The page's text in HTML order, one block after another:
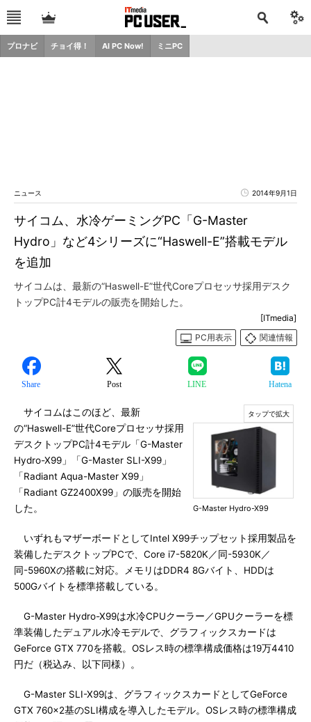
プロナビ チョイ得！ AI PC Now! ミニPC
ニュース 2014年9月1日
サイコム、水冷ゲーミングPC「G-Master
Hydro」など4シリーズに“Haswell-E”搭載モデル
を追加
サイコムは、最新の“Haswell-E”世代Coreプロセッサ採用デスク
トップPC計4モデルの販売を開始した。
[ITmedia]
PC用表示
関連情報
Share Post LINE Hatena
G-Master Hydro-X99
サイコムはこのほど、最新
の“Haswell-E”世代Coreプロセッサ採用
デスクトップPC計4モデル「G-Master
Hydro-X99」「G-Master SLI-X99」
「Radiant Aqua-Master X99」
「Radiant GZ2400X99」の販売を開始
した。
いずれもマザーボードとしてIntel X99チップセット採用製品を
装備したデスクトップPCで、Core i7-5820K／同-5930K／
同-5960Xの搭載に対応。メモリはDDR4 8Gバイト、HDDは
500Gバイトを標準搭載している。
G-Master Hydro-X99は水冷CPUクーラー／GPUクーラーを標
準装備したデュアル水冷モデルで、グラフィックスカードは
GeForce GTX 770を搭載。OSレス時の標準構成価格は19万4410
円だ（税込み、以下同様）。
G-Master SLI-X99は、グラフィックスカードとしてGeForce
GTX 760×2基のSLI構成を導入したモデル。OSレス時の標準構成